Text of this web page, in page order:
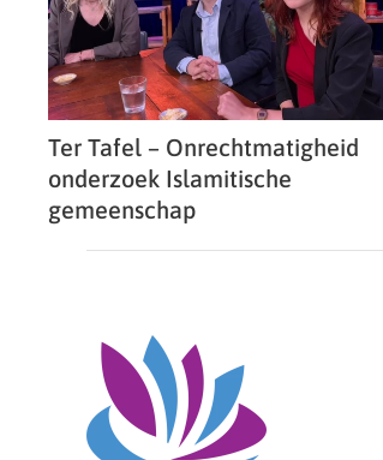
Ter Tafel – Onrechtmatigheid
onderzoek Islamitische
gemeenschap